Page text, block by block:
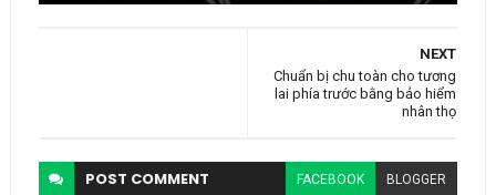
NEXT
Chuẩn bị chu toàn cho tương
lai phía trước bằng bảo hiểm
nhân thọ
POST COMMENT FACEBOOK BLOGGER